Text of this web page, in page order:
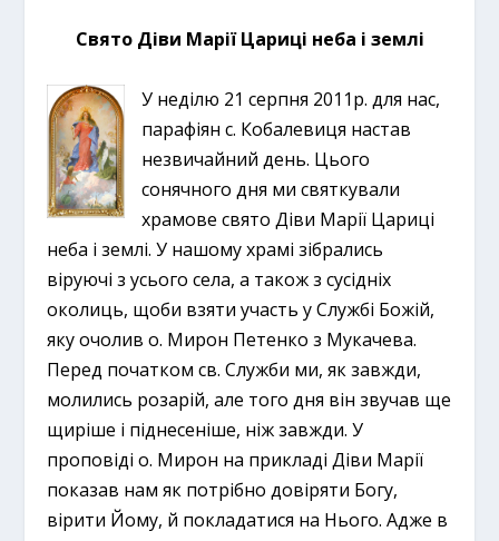
Свято Діви Марії Цариці неба і землі
У неділю 21 серпня 2011р. для нас,
парафіян с. Кобалевиця настав
незвичайний день. Цього
сонячного дня ми святкували
храмове свято Діви Марії Цариці
неба і землі.У нашому храмі зібрались
віруючі з усього села, а також з сусідніх
околиць, щоби взяти участь у Службі Божій,
яку очолив о. Мирон Петенко з Мукачева.
Перед початком св. Служби ми, як завжди,
молились розарій, але того дня він звучав ще
щиріше і піднесеніше, ніж завжди. У
проповіді о. Мирон на прикладі Діви Марії
показав нам як потрібно довіряти Богу,
вірити Йому, й покладатися на Нього. Адже в